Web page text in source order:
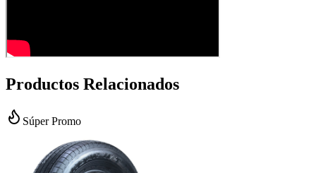
Productos Relacionados
Súper Promo